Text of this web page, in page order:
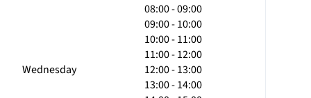
Wednesday
08:00 - 09:00
09:00 - 10:00
10:00 - 11:00
11:00 - 12:00
12:00 - 13:00
13:00 - 14:00